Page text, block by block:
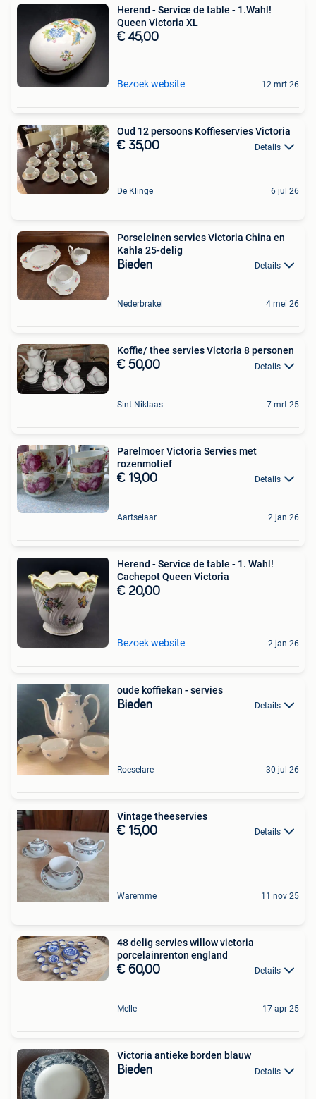
Herend - Service de table - 1.Wahl!
Queen Victoria XL
€ 45,00
Bezoek website 12 mrt 26
Oud 12 persoons Koffieservies Victoria
€ 35,00 Details
De Klinge 6 jul 26
Porseleinen servies Victoria China en
Kahla 25-delig
Bieden Details
Nederbrakel 4 mei 26
Koffie/ thee servies Victoria 8 personen
€ 50,00 Details
Sint-Niklaas 7 mrt 25
Parelmoer Victoria Servies met
rozenmotief
€ 19,00 Details
Aartselaar 2 jan 26
Herend - Service de table - 1. Wahl!
Cachepot Queen Victoria
€ 20,00
Bezoek website 2 jan 26
oude koffiekan - servies
Bieden Details
Roeselare 30 jul 26
Vintage theeservies
€ 15,00 Details
Waremme 11 nov 25
48 delig servies willow victoria
porcelainrenton england
€ 60,00 Details
Melle 17 apr 25
Victoria antieke borden blauw
Bieden Details